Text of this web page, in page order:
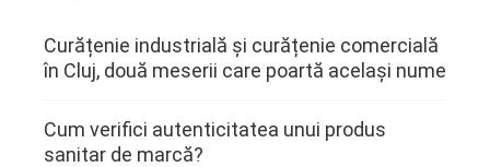
Curățenie industrială și curățenie comercială
în Cluj, două meserii care poartă același nume
Cum verifici autenticitatea unui produs
sanitar de marcă?